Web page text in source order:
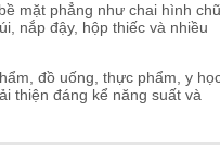
mặt phẳng như chai hình
nắp đậy, hộp thiếc và nhiều
đồ uống, thực phẩm, y
thiện đáng kể năng suất và